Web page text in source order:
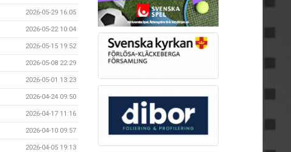
2026-05-29 16:05
2026-05-22 10:04
2026-05-15 19:52
2026-05-08 22:29
2026-05-01 13:23
2026-04-24 09:50
2026-04-17 11:16
2026-04-10 09:57
2026-04-05 19:13